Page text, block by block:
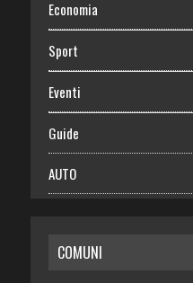
Economia
Sport
Eventi
Guide
AUTO
RISPARMIO
COMUNI